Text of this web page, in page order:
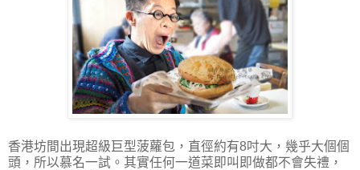
香港坊間出現超級巨型菠蘿包，直徑約有8吋大，幾乎大個個
頭，所以慕名一試。其實任何一道菜即叫即做都不會失禮，